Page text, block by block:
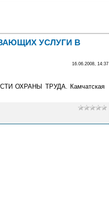
УСЛУГИ В
16.06.2008, 14:37
ОХРАНЫ ТРУДА. Камчатская